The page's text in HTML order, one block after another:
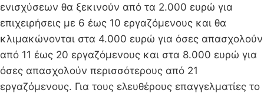
ενισχύσεων θα ξεκινούν από τα 2.000 ευρώ για
επιχειρήσεις με 6 έως 10 εργαζόμενους και θα
κλιμακώνονται στα 4.000 ευρώ για όσες απασχολούν
από 11 έως 20 εργαζόμενους και στα 8.000 ευρώ για
όσες απασχολούν περισσότερους από 21
εργαζόμενους. Για τους ελευθέρους επαγγελματίες το